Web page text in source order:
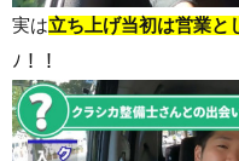
実は立ち上げ当初は営業と
ﾉ！！